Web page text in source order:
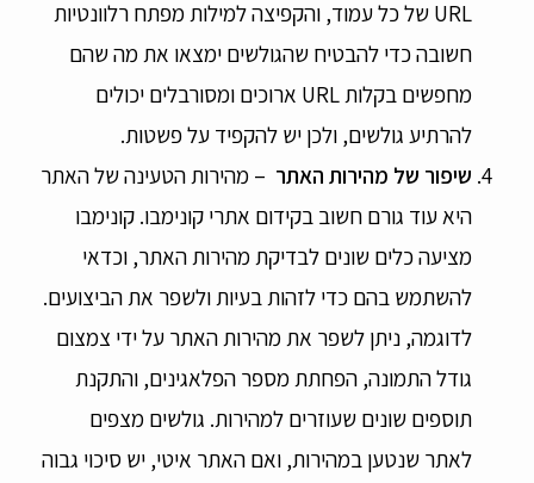
URL של כל עמוד, והקפיצה למילות מפתח רלוונטיות
חשובה כדי להבטיח שהגולשים ימצאו את מה שהם
מחפשים בקלות URL ארוכים ומסורבלים יכולים
להרתיע גולשים, ולכן יש להקפיד על פשטות.
שיפור של מהירות האתר – מהירות הטעינה של האתר
היא עוד גורם חשוב בקידום אתרי קונימבו. קונימבו
מציעה כלים שונים לבדיקת מהירות האתר, וכדאי
להשתמש בהם כדי לזהות בעיות ולשפר את הביצועים.
לדוגמה, ניתן לשפר את מהירות האתר על ידי צמצום
גודל התמונה, הפחתת מספר הפלאגינים, והתקנת
תוספים שונים שעוזרים למהירות. גולשים מצפים
לאתר שנטען במהירות, ואם האתר איטי, יש סיכוי גבוה